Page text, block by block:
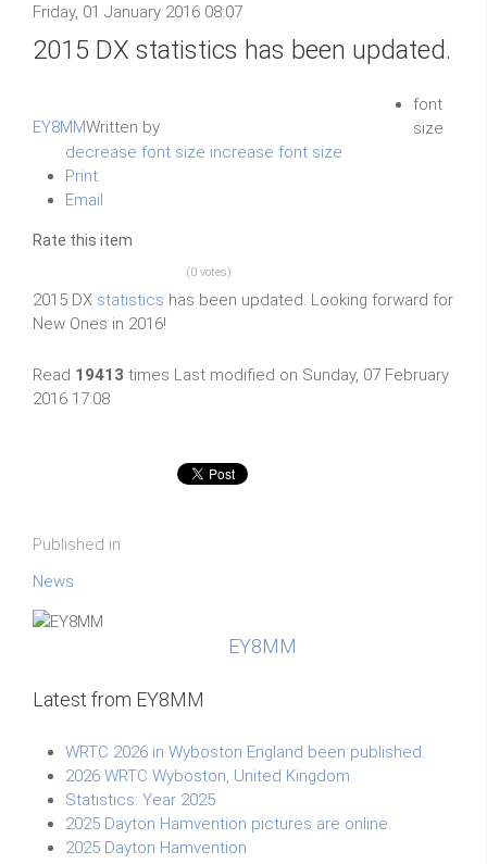
Friday, 01 January 2016 08:07
2015 DX statistics has been updated.
Written by
EY8MM
font
size
decrease font size increase font size
Print
Email
Rate this item
(0 votes)
2015 DX statistics has been updated. Looking forward for
New Ones in 2016!
Read 19413 times Last modified on Sunday, 07 February
2016 17:08
Published in
News
EY8MM
Latest from EY8MM
WRTC 2026 in Wyboston England been published.
2026 WRTC Wyboston, United Kingdom
Statistics: Year 2025
2025 Dayton Hamvention pictures are online.
2025 Dayton Hamvention